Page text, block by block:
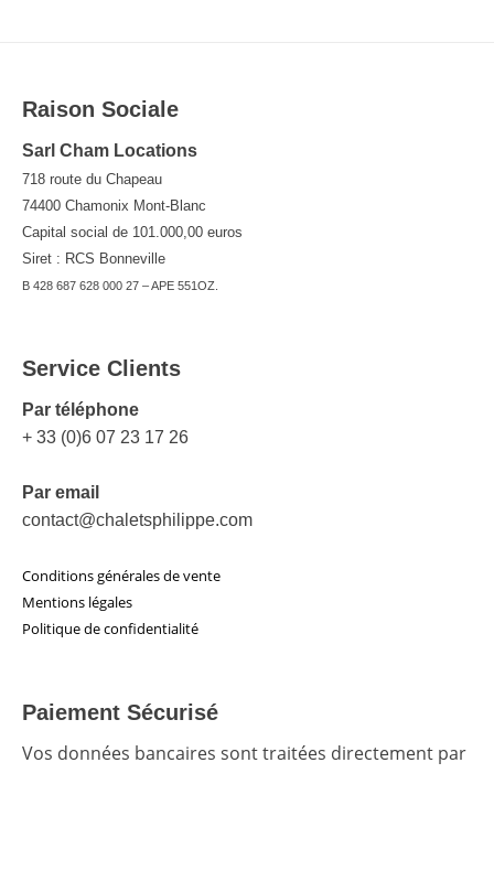
Raison Sociale
Sarl Cham Locations
718 route du Chapeau
74400 Chamonix Mont-Blanc
Capital social de 101.000,00 euros
Siret : RCS Bonneville
B 428 687 628 000 27 – APE 551OZ.
Service Clients
Par téléphone
+ 33 (0)6 07 23 17 26
Par email
contact@chaletsphilippe.com
Conditions générales de vente
Mentions légales
Politique de confidentialité
Paiement Sécurisé
Vos données bancaires sont traitées directement par